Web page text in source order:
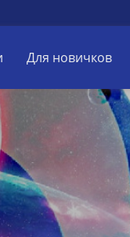
Для новичков